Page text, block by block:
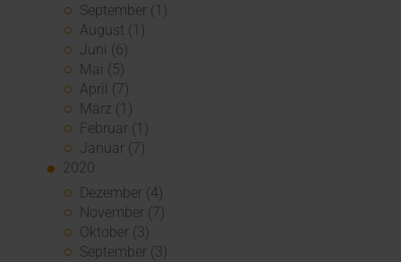
September (1)
August (1)
Juni (6)
Mai (5)
April (7)
März (1)
Februar (1)
Januar (7)
2020
Dezember (4)
November (7)
Oktober (3)
September (3)